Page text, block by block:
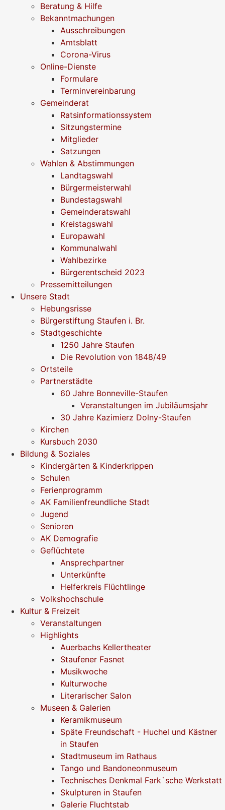
Beratung & Hilfe
Bekanntmachungen
Ausschreibungen
Amtsblatt
Corona-Virus
Online-Dienste
Formulare
Terminvereinbarung
Gemeinderat
Ratsinformationssystem
Sitzungstermine
Mitglieder
Satzungen
Wahlen & Abstimmungen
Landtagswahl
Bürgermeisterwahl
Bundestagswahl
Gemeinderatswahl
Kreistagswahl
Europawahl
Kommunalwahl
Wahlbezirke
Bürgerentscheid 2023
Pressemitteilungen
Unsere Stadt
Hebungsrisse
Bürgerstiftung Staufen i. Br.
Stadtgeschichte
1250 Jahre Staufen
Die Revolution von 1848/49
Ortsteile
Partnerstädte
60 Jahre Bonneville-Staufen
Veranstaltungen im Jubiläumsjahr
30 Jahre Kazimierz Dolny-Staufen
Kirchen
Kursbuch 2030
Bildung & Soziales
Kindergärten & Kinderkrippen
Schulen
Ferienprogramm
AK Familienfreundliche Stadt
Jugend
Senioren
AK Demografie
Geflüchtete
Ansprechpartner
Unterkünfte
Helferkreis Flüchtlinge
Volkshochschule
Kultur & Freizeit
Veranstaltungen
Highlights
Auerbachs Kellertheater
Staufener Fasnet
Musikwoche
Kulturwoche
Literarischer Salon
Museen & Galerien
Keramikmuseum
Späte Freundschaft - Huchel und Kästner
in Staufen
Stadtmuseum im Rathaus
Tango und Bandoneonmuseum
Technisches Denkmal Fark`sche Werkstatt
Skulpturen in Staufen
Galerie Fluchtstab